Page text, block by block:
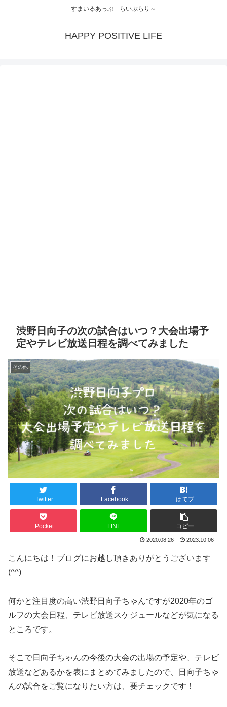
すまいるあっぷ らいぶらり～
HAPPY POSITIVE LIFE
渋野日向子の次の試合はいつ？大会出場予
定やテレビ放送日程を調べてみました
その他
Twitter Facebook はてブ
Pocket LINE コピー
2020.08.26 2023.10.06
こんにちは！ブログにお越し頂きありがとうございます
(^^)
何かと注目度の高い渋野日向子ちゃんですが2020年のゴ
ルフの大会日程、テレビ放送スケジュールなどが気になる
ところです。
そこで日向子ちゃんの今後の大会の出場の予定や、テレビ
放送などあるかを表にまとめてみましたので、日向子ちゃ
んの試合をご覧になりたい方は、要チェックです！